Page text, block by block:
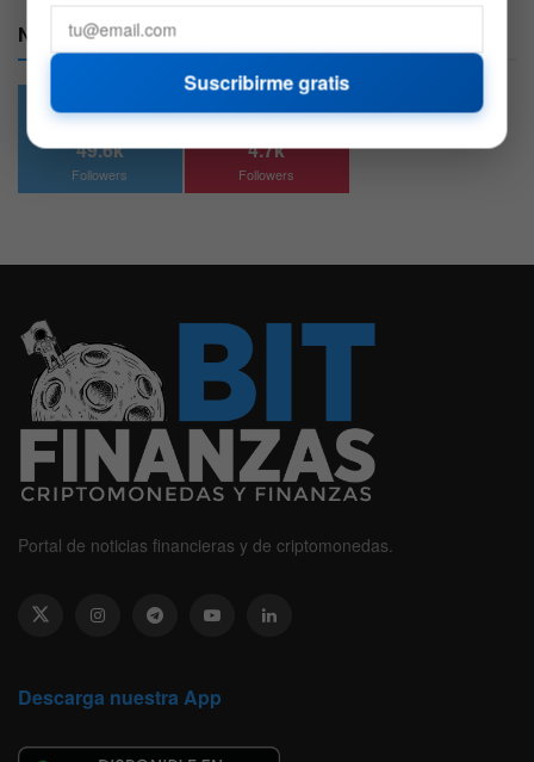
Nuestras Redes:
49.6k
Followers
4.7k
Followers
Portal de noticias financieras y de criptomonedas.
Descarga nuestra App
Suscribirme gratis